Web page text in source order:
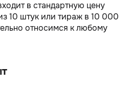
в стандартную цену
10 штук или тираж в 10 000
относимся к любому